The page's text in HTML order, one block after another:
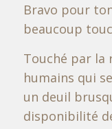
Bravo pour
beaucoup
Touché par la
humains qui
un deuil
disponibilité